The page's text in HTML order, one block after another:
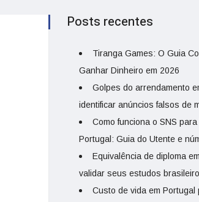
Posts recentes
Tiranga Games: O Guia
Ganhar Dinheiro em 2026
Golpes do arrendamento
identificar anúncios falsos de
Como funciona o SNS
Portugal: Guia do Utente e
Equivalência de diploma
validar seus estudos
Custo de vida em Portugal